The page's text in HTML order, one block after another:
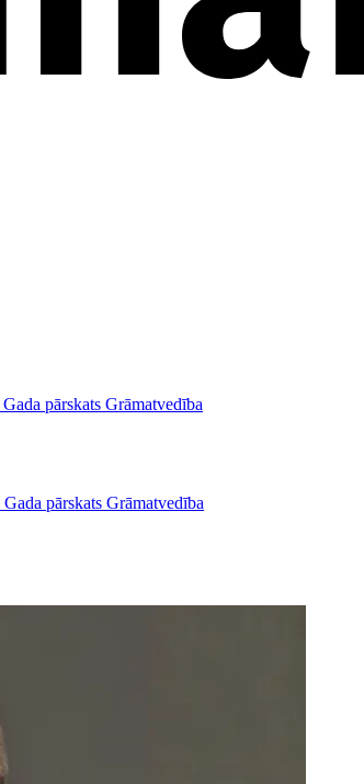
Gada pārskats Grāmatvedība
Gada pārskats Grāmatvedība